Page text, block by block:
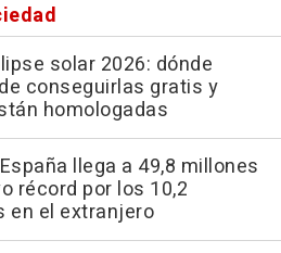
solar 2026: dónde
conseguirlas gratis y
homologadas
llega a 49,8 millones
récord por los 10,2
en el extranjero